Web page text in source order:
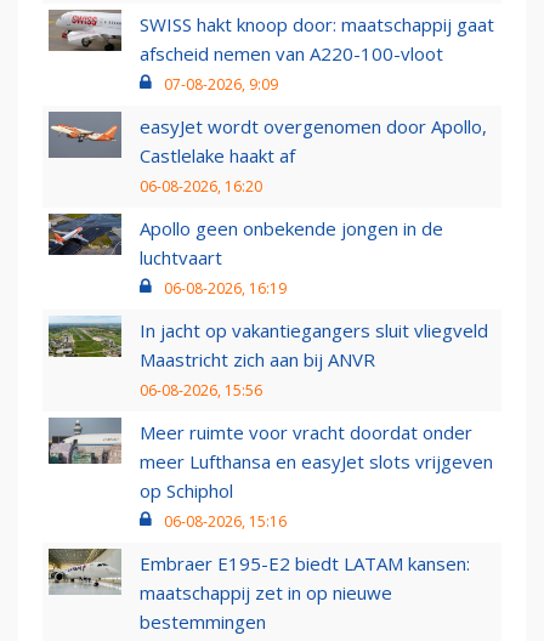
SWISS hakt knoop door: maatschappij gaat
afscheid nemen van A220-100-vloot
07-08-2026, 9:09
easyJet wordt overgenomen door Apollo,
Castlelake haakt af
06-08-2026, 16:20
Apollo geen onbekende jongen in de
luchtvaart
06-08-2026, 16:19
In jacht op vakantiegangers sluit vliegveld
Maastricht zich aan bij ANVR
06-08-2026, 15:56
Meer ruimte voor vracht doordat onder
meer Lufthansa en easyJet slots vrijgeven
op Schiphol
06-08-2026, 15:16
Embraer E195-E2 biedt LATAM kansen:
maatschappij zet in op nieuwe
bestemmingen